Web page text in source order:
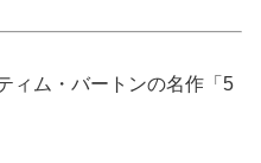
ィム・バートンの名作「5